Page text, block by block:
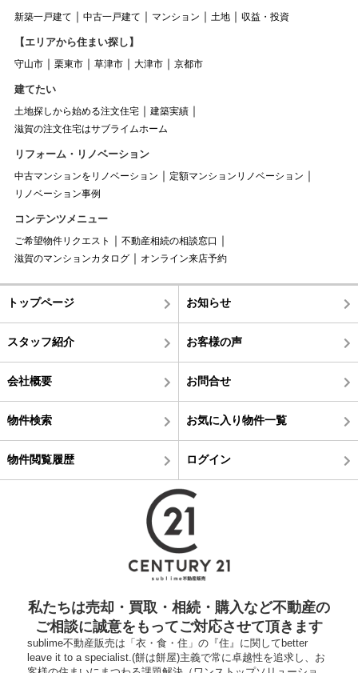
新築一戸建て 中古一戸建て マンション 土地 収益・投資
【エリアから住まい探し】
守山市 栗東市 草津市 大津市 京都市
建てたい
土地探しから始める注文住宅
建築実績
滋賀の注文住宅はサブライムホーム
リフォーム・リノベーション
中古マンションをリノベーション
定額マンションリノベーション
リノベーション事例
コンテンツメニュー
ご希望物件リクエスト
不動産相続の相談窓口
滋賀のマンションカタログ
オンライン来店予約
トップページ お知らせ
スタッフ紹介 お客様の声
会社概要 お問合せ
物件検索 お気に入り物件一覧
物件閲覧履歴 ログイン
私たちは売却・買取・相続・購入など不動産の
ご相談に誠意をもってご対応させて頂きます
sublime不動産販売は「衣・食・住」の『住』に関してbetter
leave it to a specialist.(餅は餅屋)主義で常に卓越性を追求し、お